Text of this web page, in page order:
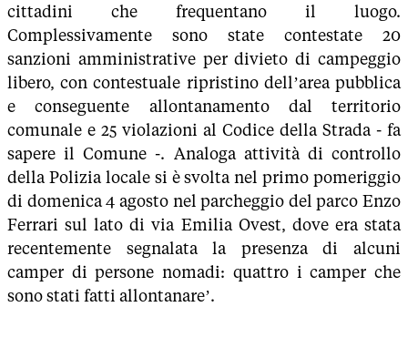
cittadini che frequentano il luogo.
Complessivamente sono state contestate 20
sanzioni amministrative per divieto di campeggio
libero, con contestuale ripristino dell’area pubblica
e conseguente allontanamento dal territorio
comunale e 25 violazioni al Codice della Strada - fa
sapere il Comune -. Analoga attività di controllo
della Polizia locale si è svolta nel primo pomeriggio
di domenica 4 agosto nel parcheggio del parco Enzo
Ferrari sul lato di via Emilia Ovest, dove era stata
recentemente segnalata la presenza di alcuni
camper di persone nomadi: quattro i camper che
sono stati fatti allontanare’.